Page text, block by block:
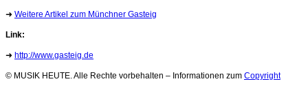
➜ Weitere Artikel zum Münchner Gasteig
Link:
➜ http://www.gasteig.de
© MUSIK HEUTE. Alle Rechte vorbehalten – Informationen zum Copyright